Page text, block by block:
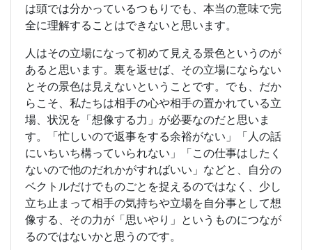
は頭では分かっているつもりでも、本当の意味で完
全に理解することはできないと思います。
人はその立場になって初めて見える景色というのが
あると思います。裏を返せば、その立場にならない
とその景色は見えないということです。でも、だか
らこそ、私たちは相手の心や相手の置かれている立
場、状況を「想像する力」が必要なのだと思いま
す。「忙しいので返事をする余裕がない」「人の話
にいちいち構っていられない」「この仕事はしたく
ないので他のだれかがすればいい」などと、自分の
ベクトルだけでものごとを捉えるのではなく、少し
立ち止まって相手の気持ちや立場を自分事として想
像する、その力が「思いやり」というものにつなが
るのではないかと思うのです。